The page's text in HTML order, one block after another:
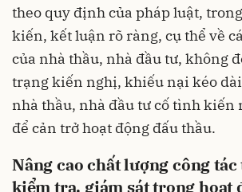
theo quy định của pháp luật,
kiến, kết luận rõ ràng, cụ thể về
của nhà thầu, nhà đầu tư, không
trạng kiến nghị, khiếu nại kéo
nhà thầu, nhà đầu tư cố tình kiến
để cản trở hoạt động đấu thầu.
Nâng cao chất lượng công
kiểm tra, giám sát trong hoạt